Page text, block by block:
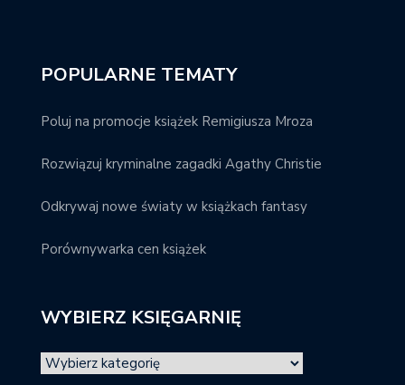
POPULARNE TEMATY
Poluj na promocje książek Remigiusza Mroza
Rozwiązuj kryminalne zagadki Agathy Christie
Odkrywaj nowe światy w książkach fantasy
Porównywarka cen książek
WYBIERZ KSIĘGARNIĘ